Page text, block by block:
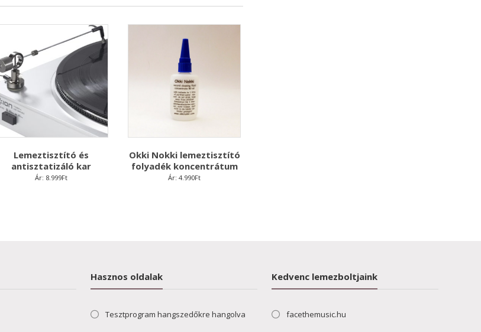
Lemeztisztító és
antisztatizáló kar
Ár: 8.999Ft
Okki Nokki lemeztisztító
folyadék koncentrátum
Ár: 4.990Ft
Hasznos oldalak
Tesztprogram hangszedőkre hangolva
Kedvenc lemezboltjaink
facethemusic.hu